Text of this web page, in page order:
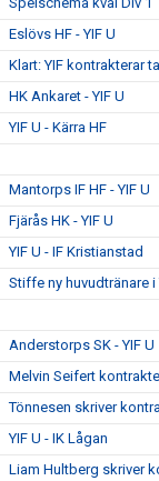
Eslövs HF - YIF U
Klart: YIF kontrakterar
HK Ankaret - YIF U
YIF U - Kärra HF
Mantorps IF HF - YIF U
Fjärås HK - YIF U
YIF U - IF Kristianstad
Stiffe ny huvudtränare i
Anderstorps SK - YIF U
Melvin Seifert
Tönnesen skriver
YIF U - IK Lågan
Liam Hultberg skriver